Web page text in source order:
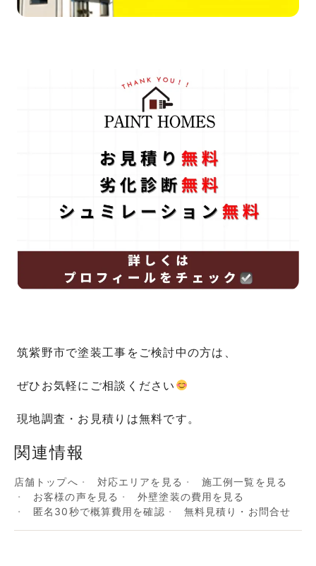
筑紫野市で塗装工事をご検討中の方は、
ぜひお気軽にご相談ください
現地調査・お見積りは無料です。
関連情報
店舗トップへ 対応エリアを見る
施工例一覧を見る
お客様の声を見る
外壁塗装の費用を見る
匿名30秒で概算費用を確認
無料見積り・お問合せ